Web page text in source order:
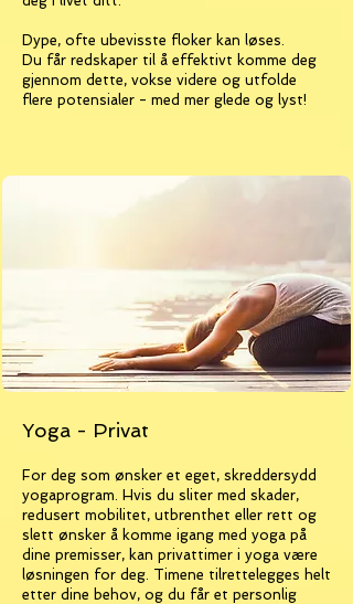
Dype, ofte ubevisste floker kan løses.
Du får redskaper til å effektivt komme deg
gjennom dette, vokse videre og utfolde
flere potensialer - med mer glede og lyst!
Yoga - Privat
For deg som ønsker et eget, skreddersydd
yogaprogram. Hvis du sliter med skader,
redusert mobilitet, utbrenthet eller rett og
slett ønsker å komme igang med yoga på
dine premisser, kan privattimer i yoga være
løsningen for deg. Timene tilrettelegges helt
etter dine behov, og du får et personlig